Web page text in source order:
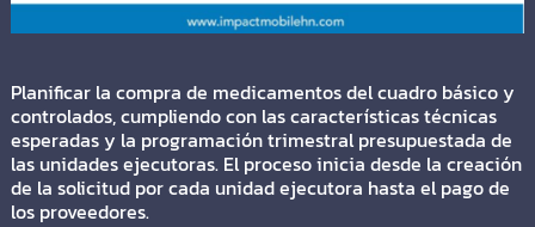
Planificar la compra de medicamentos del cuadro básico y
controlados, cumpliendo con las características técnicas
esperadas y la programación trimestral presupuestada de
las unidades ejecutoras. El proceso inicia desde la creación
de la solicitud por cada unidad ejecutora hasta el pago de
los proveedores.